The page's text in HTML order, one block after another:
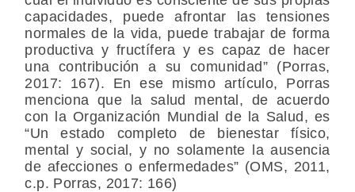
capacidades, puede afrontar las tensiones
normales de la vida, puede trabajar de forma
productiva y fructífera y es capaz de hacer
una contribución a su comunidad” (Porras,
2017: 167). En ese mismo artículo, Porras
menciona que la salud mental, de acuerdo
con la Organización Mundial de la Salud, es
“Un estado completo de bienestar físico,
mental y social, y no solamente la ausencia
de afecciones o enfermedades” (OMS, 2011,
c.p. Porras, 2017: 166)